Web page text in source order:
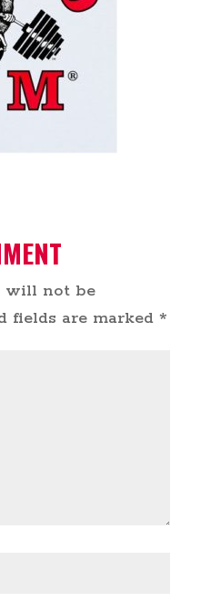
will not be
fields are marked *